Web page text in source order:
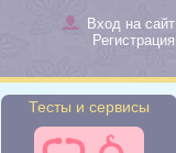
Вход на сайт
Регистрация
Тесты и сервисы